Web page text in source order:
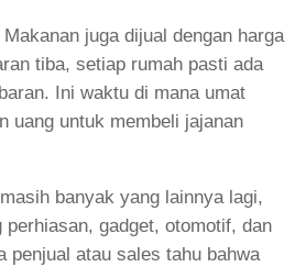
juga dijual dengan harga
tiba, setiap rumah pasti ada
Ini waktu di mana umat
uang untuk membeli jajanan
banyak yang lainnya lagi,
gadget, otomotif, dan
penjual atau sales tahu bahwa